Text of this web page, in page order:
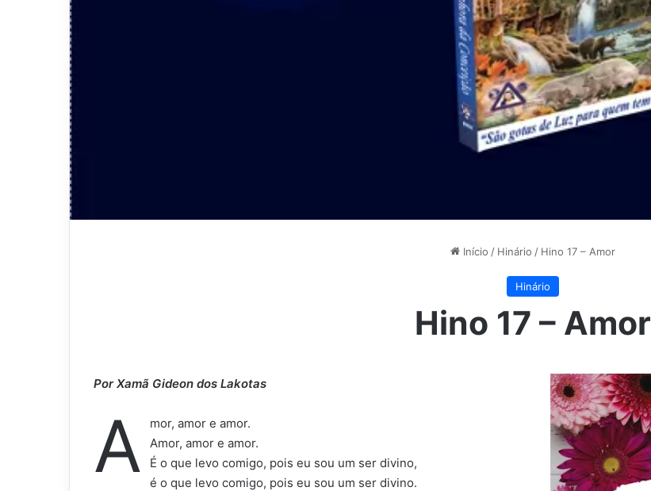
Início / Hinário / Hino 17 – Amor
Hinário
Hino 17 – Amor
Por Xamã Gideon dos Lakotas
A
mor, amor e amor.
Amor, amor e amor.
É o que levo comigo, pois eu sou um ser divino,
é o que levo comigo, pois eu sou um ser divino.